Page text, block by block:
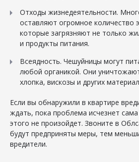
Отходы жизнедеятельности.
оставляют огромное количество
которые загрязняют не только
и продукты питания.
Всеядность. Чешуйницы могут
любой органикой. Они
хлопка, вискозы и других
Если вы обнаружили в квартире
ждать, пока проблема исчезнет
этого не произойдет. Звоните в
будут предприняты меры, тем
вредители.